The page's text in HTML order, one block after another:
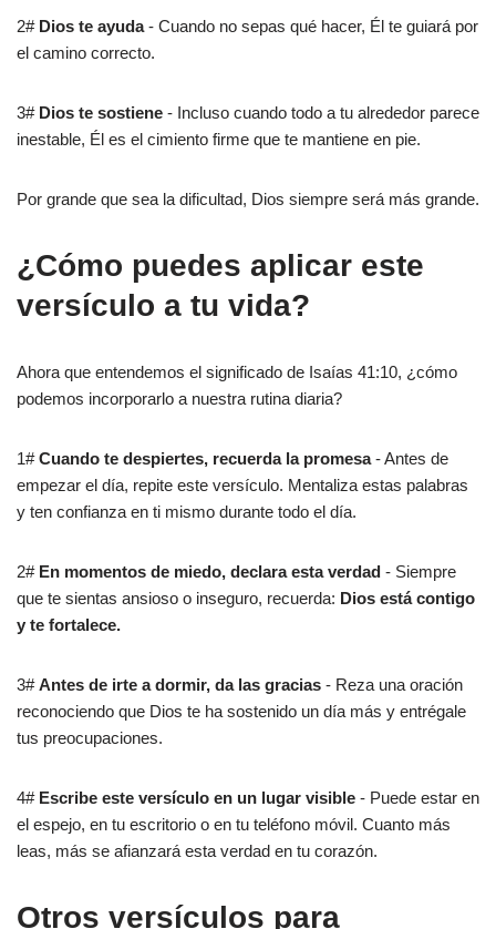
2# Dios te ayuda- Cuando no sepas qué hacer, Él te guiará por
el camino correcto.
3# Dios te sostiene - Incluso cuando todo a tu alrededor parece
inestable, Él es el cimiento firme que te mantiene en pie.
Por grande que sea la dificultad, Dios siempre será más grande.
¿Cómo puedes aplicar este
versículo a tu vida?
Ahora que entendemos el significado de Isaías 41:10, ¿cómo
podemos incorporarlo a nuestra rutina diaria?
1#Cuando te despiertes, recuerda la promesa- Antes de
empezar el día, repite este versículo. Mentaliza estas palabras
y ten confianza en ti mismo durante todo el día.
2# En momentos de miedo, declara esta verdad - Siempre
que te sientas ansioso o inseguro, recuerda: Dios está contigo
y te fortalece.
3#Antes de irte a dormir, da las gracias - Reza una oración
reconociendo que Dios te ha sostenido un día más y entrégale
tus preocupaciones.
4# Escribe este versículo en un lugar visible - Puede estar en
el espejo, en tu escritorio o en tu teléfono móvil. Cuanto más
leas, más se afianzará esta verdad en tu corazón.
Otros versículos para